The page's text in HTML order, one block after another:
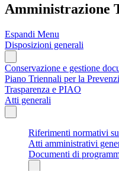
Amministrazione
Espandi Menu
Disposizioni generali
Conservazione e gestione
Piano Triennali per la
Trasparenza e PIAO
Atti generali
Riferimenti normativi
Atti amministrativi
Documenti di